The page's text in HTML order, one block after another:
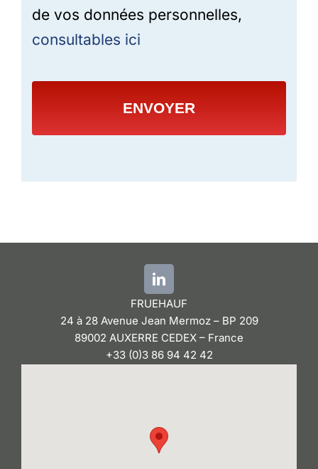
de vos données personnelles,
consultables ici
FRUEHAUF
24 à 28 Avenue Jean Mermoz – BP 209
89002 AUXERRE CEDEX – France
+33 (0)3 86 94 42 42